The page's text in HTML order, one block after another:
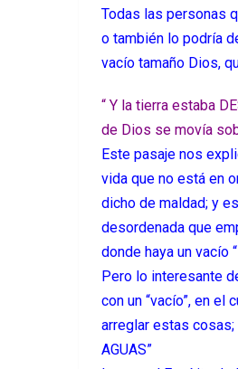
Todas las personas
o también lo podría
vacío tamaño Dios,
“ Y la tierra estaba
de Dios se movía
Este pasaje nos
vida que no está en
dicho de maldad; y
desordenada que
donde haya un vacío
Pero lo interesante
con un “vacío”, en
arreglar estas cosas;
AGUAS”